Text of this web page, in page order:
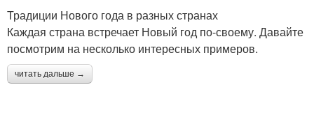
Традиции Нового года в разных странах
Каждая страна встречает Новый год по-своему. Давайте
посмотрим на несколько интересных примеров.
читать дальше →